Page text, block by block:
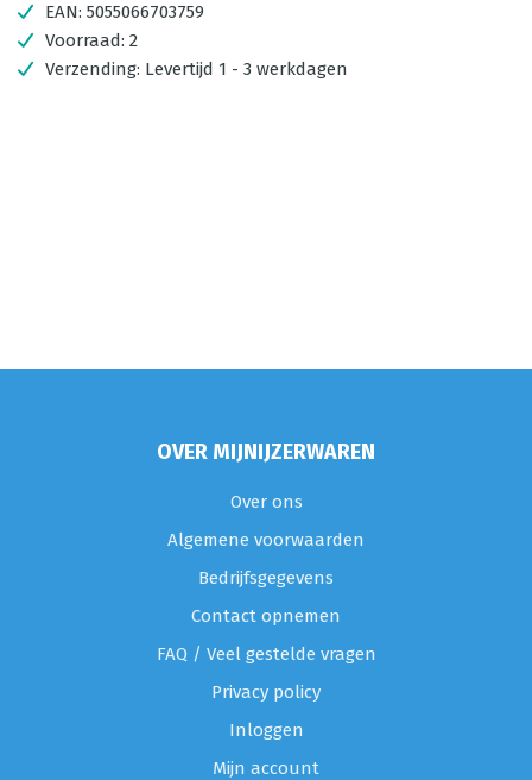
EAN: 5055066703759
Voorraad: 2
Verzending: Levertijd 1 - 3 werkdagen
OVER MIJNIJZERWAREN
Over ons
Algemene voorwaarden
Bedrijfsgegevens
Contact opnemen
FAQ / Veel gestelde vragen
Privacy policy
Inloggen
Mijn account